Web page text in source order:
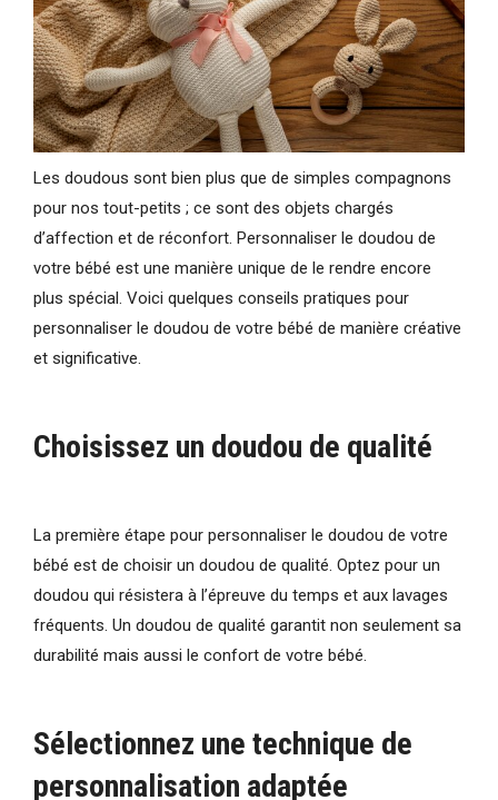
Les doudous sont bien plus que de simples compagnons
pour nos tout-petits ; ce sont des objets chargés
d’affection et de réconfort. Personnaliser le doudou de
votre bébé est une manière unique de le rendre encore
plus spécial. Voici quelques conseils pratiques pour
personnaliser le doudou de votre bébé de manière créative
et significative.
Choisissez un doudou de qualité
La première étape pour personnaliser le doudou de votre
bébé est de choisir un doudou de qualité. Optez pour un
doudou qui résistera à l’épreuve du temps et aux lavages
fréquents. Un doudou de qualité garantit non seulement sa
durabilité mais aussi le confort de votre bébé.
Sélectionnez une technique de
personnalisation adaptée